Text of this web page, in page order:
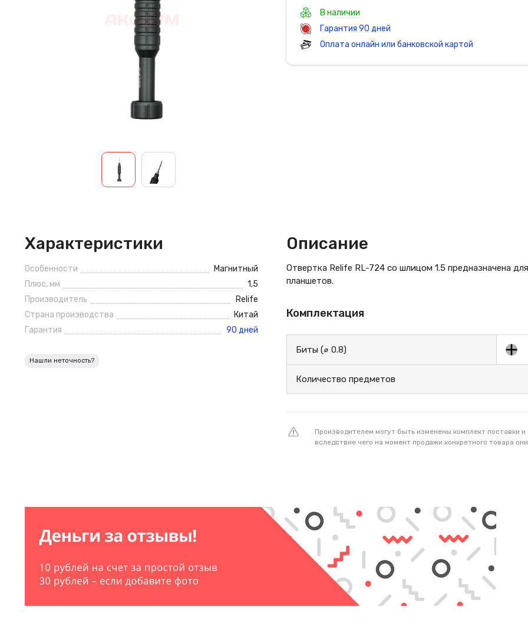
В наличии
Гарантия 90 дней
Оплата онлайн или банковской картой
Характеристики
Особенности
Магнитный
Плюс, мм
1,5
Производитель
Relife
Страна производства
Китай
Гарантия
90 дней
Нашли неточность?
Описание
Отвертка Relife RL-724 со шлицом 1.5 предназначена
планшетов.
Комплектация
Биты (⌀ 0.8)
Количество предметов
Производителем могут быть изменены комплект поставки
вследствие чего на момент продажи конкретного товара